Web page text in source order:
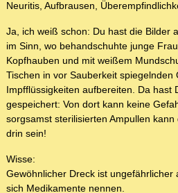
Neuritis, Aufbrausen,
Ja, ich weiß schon: Du hast die Bilder
im Sinn, wo behandschuhte junge
Kopfhauben und mit weißem
Tischen in vor Sauberkeit spiegelnden
Impfflüssigkeiten aufbereiten. Da hast
gespeichert: Von dort kann keine
sorgsamst sterilisierten Ampullen
drin sein!
Wisse:
Gewöhnlicher Dreck ist ungefährlicher
sich Medikamente nennen.